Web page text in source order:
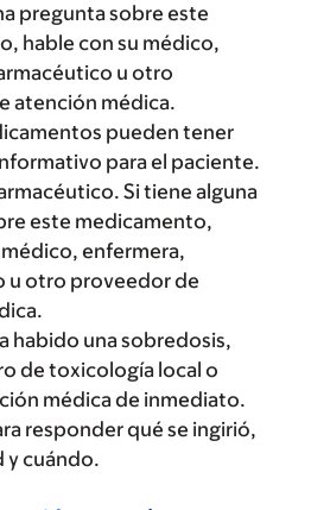
pregunta sobre este
hable con su médico,
u otro
atención médica.
pueden tener
para el paciente.
Si tiene alguna
este medicamento,
enfermera,
u otro proveedor de
habido una sobredosis,
de toxicología local o
médica de inmediato.
responder qué se ingirió,
y cuándo.